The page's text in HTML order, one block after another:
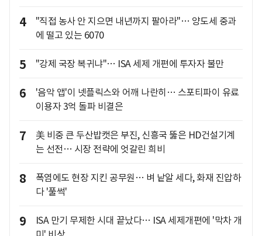
4
"직접 농사 안 지으면 내년까지 팔아라"… 양도세 중과
에 떨고 있는 6070
5 "강제 국장 복귀냐"… ISA 세제 개편에 투자자 불만
6
'음악 앱'이 넷플릭스와 어깨 나란히… 스포티파이 유료
이용자 3억 돌파 비결은
7
美 비중 큰 두산밥캣은 부진, 신흥국 뚫은 HD건설기계
는 선전… 시장 전략에 엇갈린 희비
8
폭염에도 현장 지킨 공무원… 벼 낱알 세다, 화재 진압하
다 '풀썩'
9
ISA 만기 무제한 시대 끝났다… ISA 세제개편에 '막차 개